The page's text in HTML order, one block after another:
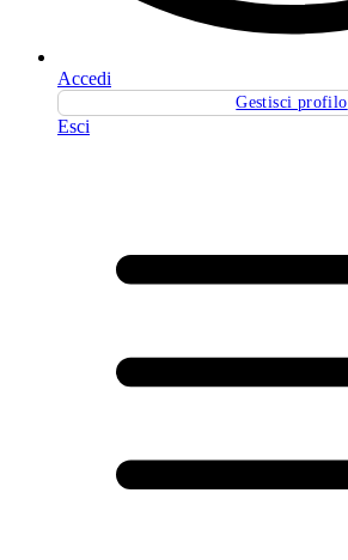
Accedi
Gestisci profilo
Esci